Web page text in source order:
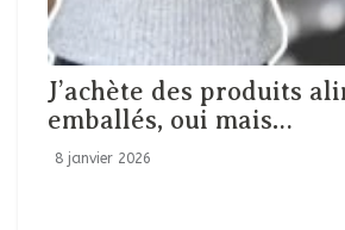
J’achète des produits
emballés, oui mais…
8 janvier 2026